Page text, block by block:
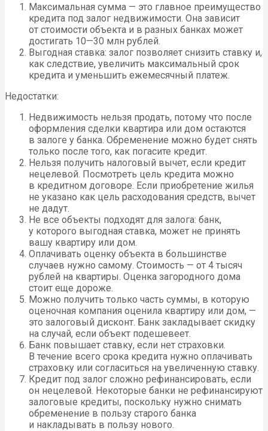
Максимальная сумма — это главное преимущество
кредита под залог недвижимости. Она зависит
от стоимости объекта и в разных банках может
достигать 10—30 млн рублей.
Выгодная ставка: залог позволяет снизить ставку и,
как следствие, увеличить максимальный срок
кредита и уменьшить ежемесячный платеж.
Недостатки:
Недвижимость нельзя продать, потому что после
оформления сделки квартира или дом остаются
в залоге у банка. Обременение можно будет снять
только после того, как погасите кредит.
Нельзя получить налоговый вычет, если кредит
нецелевой. Посмотреть цель кредита можно
в кредитном договоре. Если приобретение жилья
не указано как цель расходования средств, вычет
не дадут.
Не все объекты подходят для залога: банк,
у которого выгодная ставка, может не принять
вашу квартиру или дом.
Оплачивать оценку объекта в большинстве
случаев нужно самому. Стоимость — от 4 тысяч
рублей на квартиры. Оценка загородного дома
стоит еще дороже.
Можно получить только часть суммы, в которую
оценочная компания оценила квартиру или дом, —
это залоговый дисконт. Банк закладывает скидку
на случай, если объект подешевеет.
Банк повышает ставку, если нет страховки.
В течение всего срока кредита нужно оплачивать
страховку или согласиться на увеличенную ставку.
Кредит под залог сложно рефинансировать, если
он нецелевой. Некоторые банки не рефинансируют
залоговые кредиты, поскольку нужно снимать
обременение в пользу старого банка
и накладывать в пользу нового.